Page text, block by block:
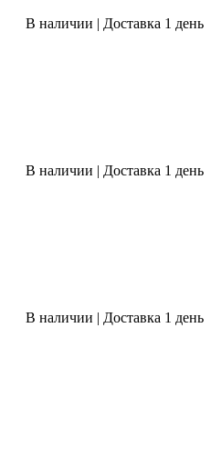
В наличии | Доставка 1 день
В наличии | Доставка 1 день
В наличии | Доставка 1 день